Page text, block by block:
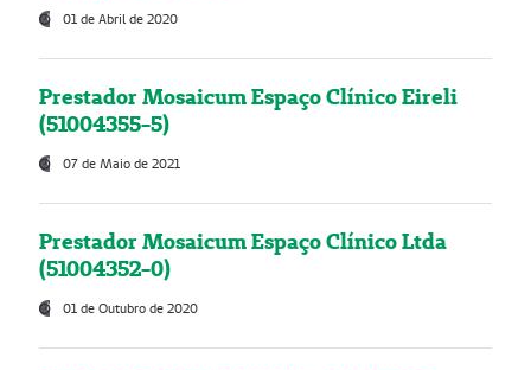
01 de Abril de 2020
Prestador Mosaicum Espaço Clínico Eireli
(51004355-5)
07 de Maio de 2021
Prestador Mosaicum Espaço Clínico Ltda
(51004352-0)
01 de Outubro de 2020